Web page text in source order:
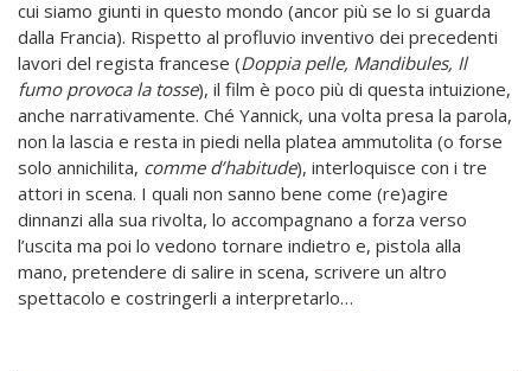
cui siamo giunti in questo mondo (ancor più se lo si guarda
dalla Francia). Rispetto al profluvio inventivo dei precedenti
lavori del regista francese (Doppia pelle, Mandibules, Il
fumo provoca la tosse), il film è poco più di questa intuizione,
anche narrativamente. Ché Yannick, una volta presa la parola,
non la lascia e resta in piedi nella platea ammutolita (o forse
solo annichilita, comme d’habitude), interloquisce con i tre
attori in scena. I quali non sanno bene come (re)agire
dinnanzi alla sua rivolta, lo accompagnano a forza verso
l’uscita ma poi lo vedono tornare indietro e, pistola alla
mano, pretendere di salire in scena, scrivere un altro
spettacolo e costringerli a interpretarlo…